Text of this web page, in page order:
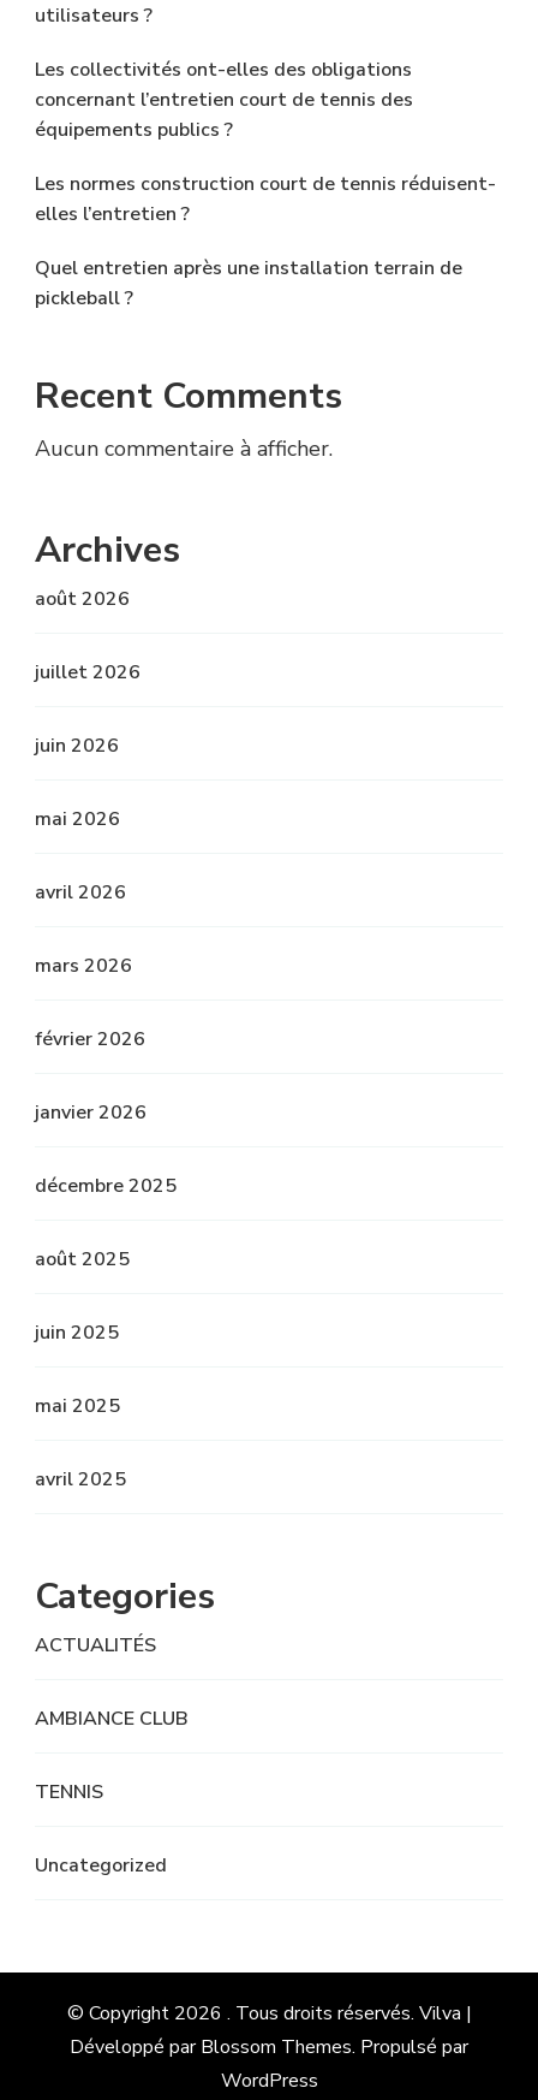
utilisateurs ?
Les collectivités ont-elles des obligations
concernant l’entretien court de tennis des
équipements publics ?
Les normes construction court de tennis réduisent-
elles l’entretien ?
Quel entretien après une installation terrain de
pickleball ?
Recent Comments
Aucun commentaire à afficher.
Archives
août 2026
juillet 2026
juin 2026
mai 2026
avril 2026
mars 2026
février 2026
janvier 2026
décembre 2025
août 2025
juin 2025
mai 2025
avril 2025
Categories
ACTUALITÉS
AMBIANCE CLUB
TENNIS
Uncategorized
© Copyright 2026 . Tous droits réservés. Vilva |
Développé parBlossom Themes. Propulsé par
WordPress